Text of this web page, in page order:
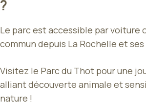
?
Le parc est accessible par voiture
commun depuis La Rochelle et
Visitez le Parc du Thot pour une
alliant découverte animale et
nature !